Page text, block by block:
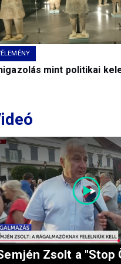
mint politikai
Zsolt a "Stop